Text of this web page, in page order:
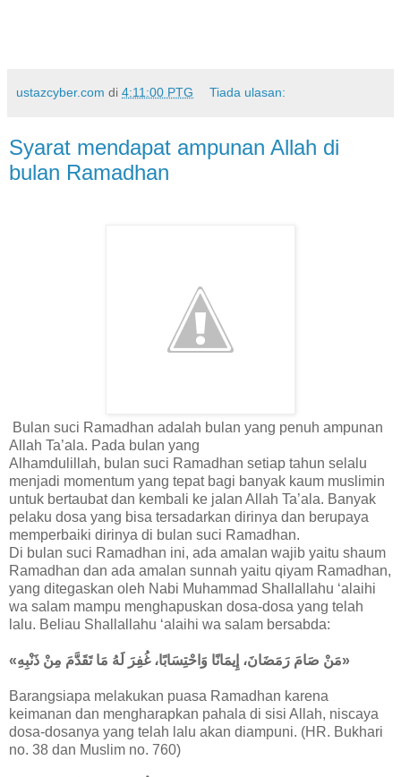
ustazcyber.com di 4:11:00 PTG Tiada ulasan:
Syarat mendapat ampunan Allah di
bulan Ramadhan
Bulan suci Ramadhan adalah bulan yang penuh ampunan
Allah Ta’ala. Pada bulan yang
Alhamdulillah, bulan suci Ramadhan setiap tahun selalu
menjadi momentum yang tepat bagi banyak kaum muslimin
untuk bertaubat dan kembali ke jalan Allah Ta’ala. Banyak
pelaku dosa yang bisa tersadarkan dirinya dan berupaya
memperbaiki dirinya di bulan suci Ramadhan.
Di bulan suci Ramadhan ini, ada amalan wajib yaitu shaum
Ramadhan dan ada amalan sunnah yaitu qiyam Ramadhan,
yang ditegaskan oleh Nabi Muhammad Shallallahu ‘alaihi
wa salam mampu menghapuskan dosa-dosa yang telah
lalu. Beliau Shallallahu ‘alaihi wa salam bersabda:
«مَنْ صَامَ رَمَضَانَ، إِيمَانًا وَاحْتِسَابًا، غُفِرَ لَهُ مَا تَقَدَّمَ مِنْ ذَنْبِهِ»
Barangsiapa melakukan puasa Ramadhan karena
keimanan dan mengharapkan pahala di sisi Allah, niscaya
dosa-dosanya yang telah lalu akan diampuni. (HR. Bukhari
no. 38 dan Muslim no. 760)